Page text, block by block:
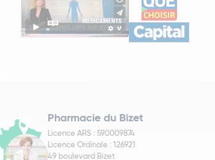
Pharmacie du Bizet
Licence ARS : 590009874
Licence Ordinale : 126921
49 boulevard Bizet